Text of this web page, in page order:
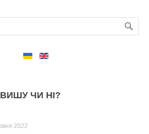
ЧИ НІ?
2022